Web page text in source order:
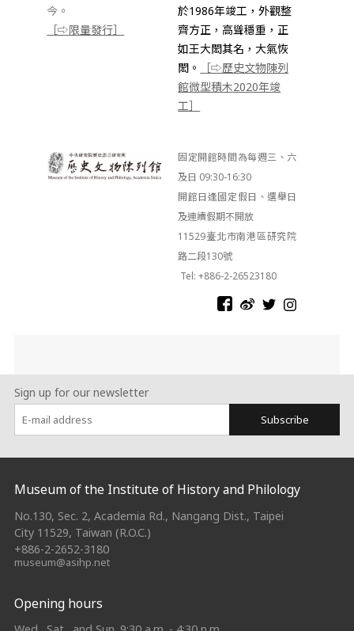
今。
［⇨限量發行］
於1986年竣工，外觀整
齊方正，高聳穩重，正
如王大閎其名，大氣恢
閎。
［⇨歷史文物陳列
館微型積木2020年竣
工］
固定開館時間為每週三、六
及日 09:30-16:30
開館日逢國定假日、選舉日
及連續假期不開放
11529臺北市南港區研究院
路二段130號
Tel: +886-2-26523180
Sign up for our newsletter
Subscribe
:::
Museum of the Institute of History and Philology
No.130, Sec. 2, Academia Rd., Nangang Dist., Taipei
City 11529, Taiwan (R.O.C.)
+886-2-2652-3180
museum@asihp.net
Opening hours